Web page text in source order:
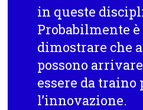
in queste
Probabilmente
dimostrare che
possono
essere da traino
l’innovazione.